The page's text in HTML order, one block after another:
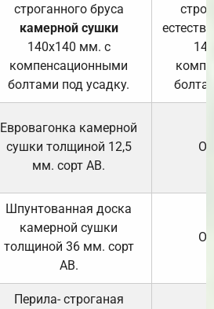
строганного бруса
камерной сушки
140х140 мм. с
компенсационными
болтами под усадку.
Евровагонка камерной
сушки толщиной 12,5
мм. сорт АВ.
Шпунтованная доска
камерной сушки
толщиной 36 мм. сорт
АВ.
Перила- строганая